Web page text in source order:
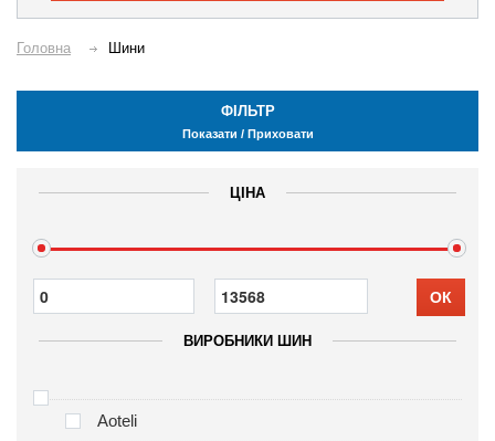
Головна Шини
ФІЛЬТР
Показати / Приховати
ЦІНА
ОК
ВИРОБНИКИ ШИН
Aoteli